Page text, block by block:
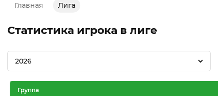
Главная Лига
Статистика игрока в лиге
2026
Группа